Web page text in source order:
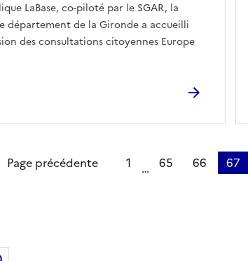
LaBase, co-piloté par le SGAR, la
département de la Gironde a accueilli
des consultations citoyennes Europe
page
Page précédente 1 … 65 66 67